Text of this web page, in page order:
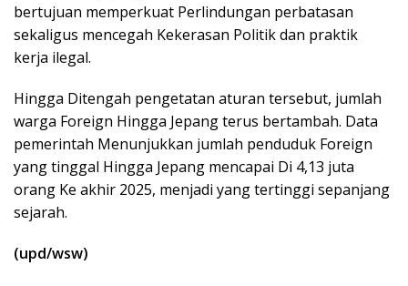
bertujuan memperkuat Perlindungan perbatasan
sekaligus mencegah Kekerasan Politik dan praktik
kerja ilegal.
Hingga Ditengah pengetatan aturan tersebut, jumlah
warga Foreign Hingga Jepang terus bertambah. Data
pemerintah Menunjukkan jumlah penduduk Foreign
yang tinggal Hingga Jepang mencapai Di 4,13 juta
orang Ke akhir 2025, menjadi yang tertinggi sepanjang
sejarah.
(upd/wsw)